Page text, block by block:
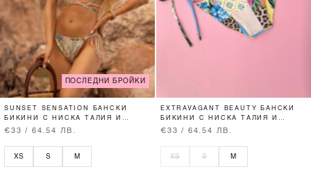
ПОСЛЕДНИ БРОЙКИ
SUNSET SENSATION БАНСКИ
БИКИНИ С НИСКА ТАЛИЯ И
ВРЪЗКИ
€33 / 64.54 ЛВ.
XS S M
EXTRAVAGANT BEAUTY БАНСКИ
БИКИНИ С НИСКА ТАЛИЯ И
ВРЪЗКИ
€33 / 64.54 ЛВ.
XS S M